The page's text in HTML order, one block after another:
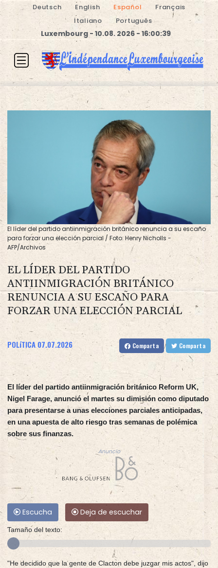
Deutsch English Español
Français
Italiano
Português
Luxembourg - 10.08. 2026 - 16:00:40
El líder del partido antiinmigración británico renuncia a su escaño
para forzar una elección parcial / Foto: Henry Nicholls -
AFP/Archivos
EL LÍDER DEL PARTIDO
ANTIINMIGRACIÓN BRITÁNICO
RENUNCIA A SU ESCAÑO PARA
FORZAR UNA ELECCIÓN PARCIAL
POLíTICA 07.07.2026 Comparta Comparta
El líder del partido antiinmigración británico Reform UK,
Nigel Farage, anunció el martes su dimisión como diputado
para presentarse a unas elecciones parciales anticipadas,
en una apuesta de alto riesgo tras semanas de polémica
sobre sus finanzas.
Anuncio
Escucha Deja de escuchar
Tamaño del texto:
"He decidido que la gente de Clacton debe juzgar mis actos", dijo